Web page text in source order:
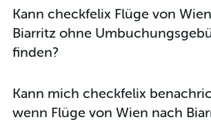
Kann checkfelix Flüge von
Biarritz ohne
finden?
Kann mich checkfelix
wenn Flüge von Wien nach